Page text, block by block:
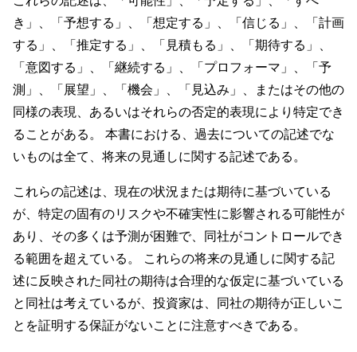
き」、「予想する」、「想定する」、「信じる」、「計画
する」、「推定する」、「見積もる」、「期待する」、
「意図する」、「継続する」、「プロフォーマ」、「予
測」、「展望」、「機会」、「見込み」、またはその他の
同様の表現、あるいはそれらの否定的表現により特定でき
ることがある。 本書における、過去についての記述でな
いものは全て、将来の見通しに関する記述である。
これらの記述は、現在の状況または期待に基づいている
が、特定の固有のリスクや不確実性に影響される可能性が
あり、その多くは予測が困難で、同社がコントロールでき
る範囲を超えている。 これらの将来の見通しに関する記
述に反映された同社の期待は合理的な仮定に基づいている
と同社は考えているが、投資家は、同社の期待が正しいこ
とを証明する保証がないことに注意すべきである。